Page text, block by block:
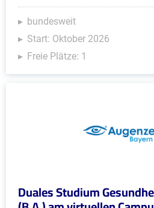
bundesweit
Start: Oktober 2026
Freie Plätze: 1
Duales Studium